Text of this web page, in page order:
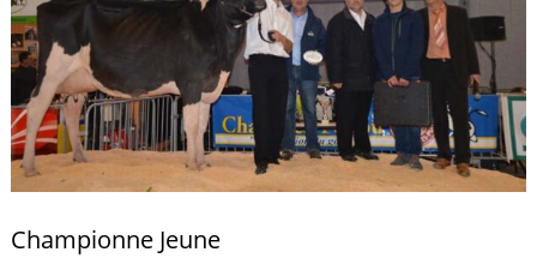
Championne Jeune